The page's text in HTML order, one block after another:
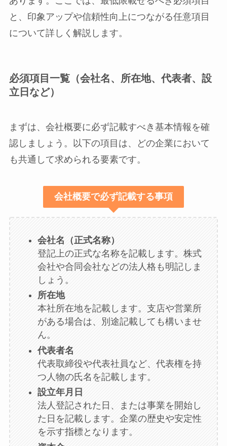
と、印象アップや信頼性向上につながる任意項目
について詳しく解説します。
必須項目一覧（会社名、所在地、代表者、設
立日など）
まずは、会社概要に必ず記載すべき基本情報を確
認しましょう。以下の項目は、どの企業において
も共通して求められる要素です。
会社概要で必ず記載する事項
会社名（正式名称）
登記上の正式な名称を記載します。株式
会社や合同会社などの法人格も明記しま
しょう。
所在地
本社所在地を記載します。支店や営業所
がある場合は、別途記載しても構いませ
ん。
代表者名
代表取締役や代表社員など、代表権を持
つ人物の氏名を記載します。
設立年月日
法人登記された日、または事業を開始し
た日を記載します。企業の歴史や安定性
を示す指標となります。